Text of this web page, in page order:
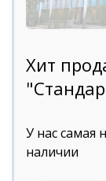
Хит
У нас самая
наличии